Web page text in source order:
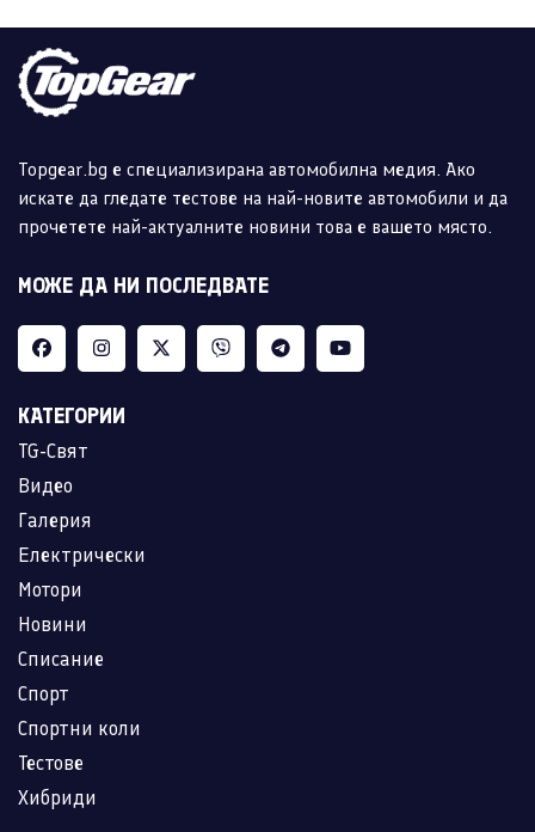
Topgear.bg е специализирана автомобилна медия. Ако
искате да гледате тестове на най-новите автомобили и да
прочетете най-актуалните новини това е вашето място.
МОЖЕ ДА НИ ПОСЛЕДВАТЕ
КАТЕГОРИИ
TG-Свят
Видео
Галерия
Електрически
Мотори
Новини
Списание
Спорт
Спортни коли
Тестове
Хибриди